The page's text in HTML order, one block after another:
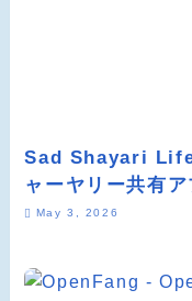
Sad Shayari
ャーヤリー共有ア
May 3, 2026